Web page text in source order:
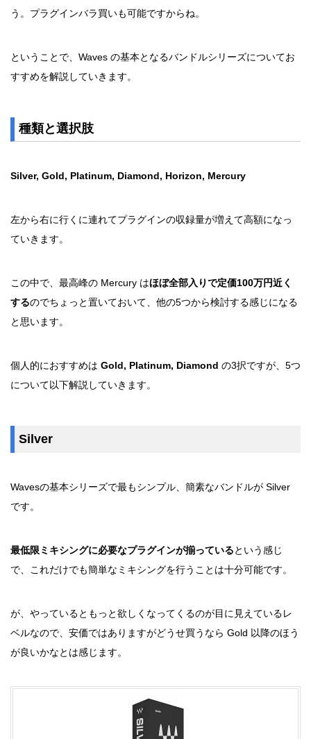
う。プラグインバラ買いも可能ですからね。
ということで、Waves の基本となるバンドルシリーズについてお
すすめを解説していきます。
種類と選択肢
Silver, Gold, Platinum, Diamond, Horizon, Mercury
左から右に行くに連れてプラグインの収録量が増えて高額になっ
ていきます。
この中で、最高峰の Mercury はほぼ全部入りで定価100万円近く
するのでちょっと置いておいて、他の5つから検討する感じになる
と思います。
個人的におすすめは Gold, Platinum, Diamond の3択ですが、5つ
について以下解説していきます。
Silver
Wavesの基本シリーズで最もシンプル、簡素なバンドルが Silver
です。
最低限ミキシングに必要なプラグインが揃っているという感じ
で、これだけでも簡単なミキシングを行うことは十分可能です。
が、やっているともっと欲しくなってくるのが目に見えているレ
ベルなので、安価ではありますがどうせ買うなら Gold 以降のほう
が良いかなとは感じます。